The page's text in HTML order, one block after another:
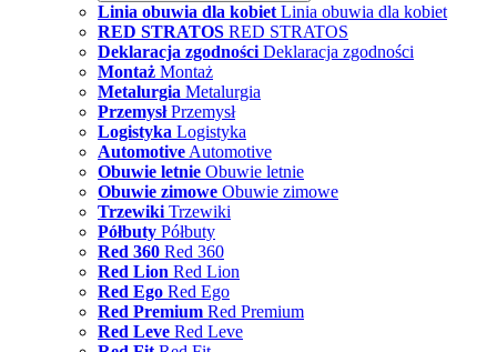
Linia obuwia dla kobiet Linia obuwia dla kobiet
RED STRATOS RED STRATOS
Deklaracja zgodności Deklaracja zgodności
Montaż Montaż
Metalurgia Metalurgia
Przemysł Przemysł
Logistyka Logistyka
Automotive Automotive
Obuwie letnie Obuwie letnie
Obuwie zimowe Obuwie zimowe
Trzewiki Trzewiki
Półbuty Półbuty
Red 360 Red 360
Red Lion Red Lion
Red Ego Red Ego
Red Premium Red Premium
Red Leve Red Leve